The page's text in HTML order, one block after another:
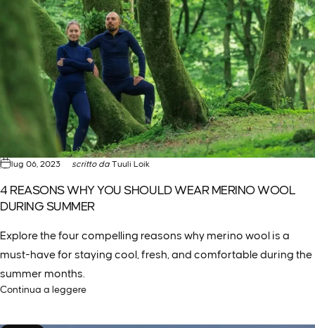
lug 06, 2023 scritto da Tuuli Loik
4 REASONS WHY YOU SHOULD WEAR MERINO WOOL
DURING SUMMER
Explore the four compelling reasons why merino wool is a
must-have for staying cool, fresh, and comfortable during the
summer months.
Continua a leggere